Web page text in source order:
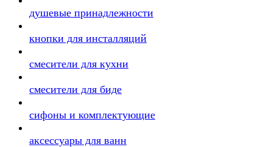
душевые принадлежности
кнопки для инсталляций
смесители для кухни
смесители для биде
сифоны и комплектующие
аксессуары для ванн